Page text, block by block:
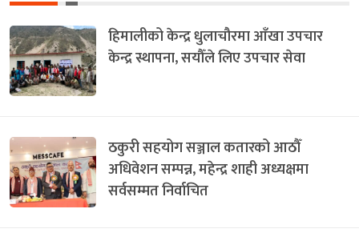
हिमालीको केन्द्र धुलाचौरमा आँखा उपचार
केन्द्र स्थापना, सयौँले लिए उपचार सेवा
ठकुरी सहयोग सञ्जाल कतारको आठौँ
अधिवेशन सम्पन्न, महेन्द्र शाही अध्यक्षमा
सर्वसम्मत निर्वाचित